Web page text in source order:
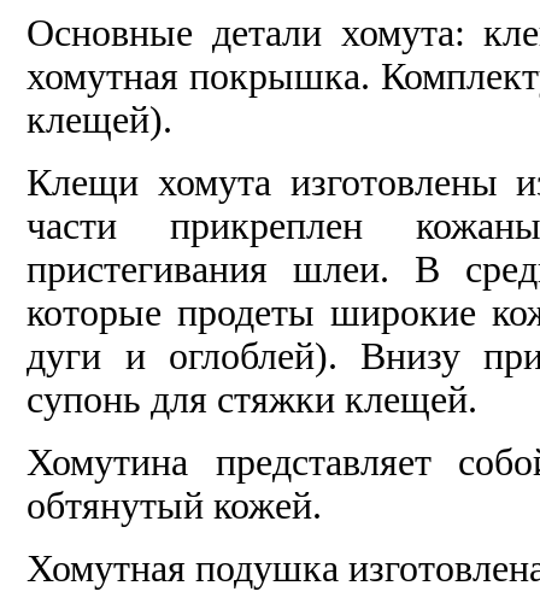
Основные детали хомута:
хомутная покрышка.
клещей).
Клещи хомута изготовлены
части прикреплен
пристегивания шлеи. В
которые продеты широкие
дуги и оглоблей). Внизу
супонь для стяжки клещей.
Хомутина представляет
обтянутый кожей.
Хомутная подушка